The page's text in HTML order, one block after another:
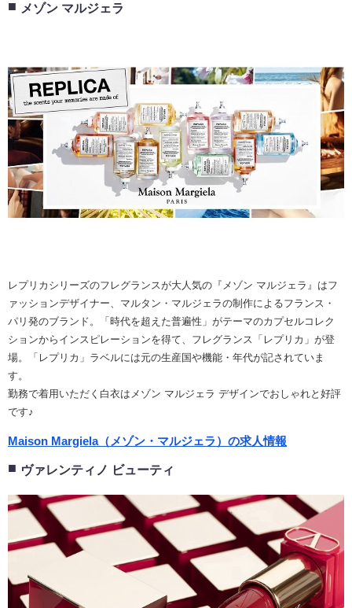
メゾン マルジェラ
レプリカシリーズのフレグランスが大人気の『メゾン マルジェラ』はフ
ァッションデザイナー、マルタン・マルジェラの制作によるフランス・
パリ発のブランド。「時代を超えた普遍性」がテーマのカプセルコレク
ションからインスピレーションを得て、フレグランス「レプリカ」が登
場。「レプリカ」ラベルには元の生産国や機能・年代が記されていま
す。
勤務で着用いただく白衣はメゾン マルジェラ デザインでおしゃれと好評
です♪
Maison Margiela（メゾン・マルジェラ）の求人情報
ヴァレンティノ ビューティ